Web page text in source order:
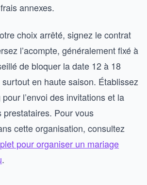
annexes.
choix arrêté, signez le contrat
l’acompte, généralement fixé à
de bloquer la date 12 à 18
surtout en haute saison. Établissez
l’envoi des invitations et la
prestataires. Pour vous
cette organisation, consultez
pour organiser un mariage
.